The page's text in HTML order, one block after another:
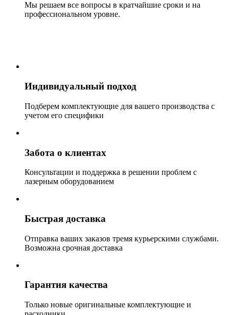
Мы решаем все вопросы в кратчайшие сроки и на
профессиональном уровне.
Индивидуальный подход
Подберем комплектующие для вашего производства с
учетом его специфики
Забота о клиентах
Консультации и поддержка в решении проблем с
лазерным оборудованием
Быстрая доставка
Отправка ваших заказов тремя курьерскими службами.
Возможна срочная доставка
Гарантия качества
Только новые оригинальные комплектующие и